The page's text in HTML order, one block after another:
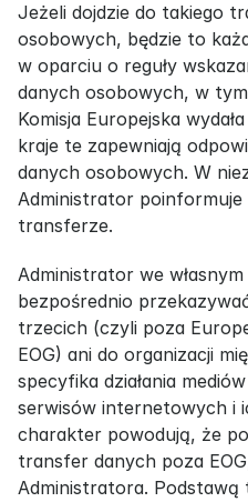
Jeżeli dojdzie do takiego
osobowych, będzie to
w oparciu o reguły
danych osobowych, w
Komisja Europejska
kraje te zapewniają
danych osobowych. W
Administrator poinformuje
transferze.
Administrator we
bezpośrednio
trzecich (czyli poza
EOG) ani do organizacji
specyfika działania
serwisów internetowych i
charakter powodują, że
transfer danych poza
Administratora.